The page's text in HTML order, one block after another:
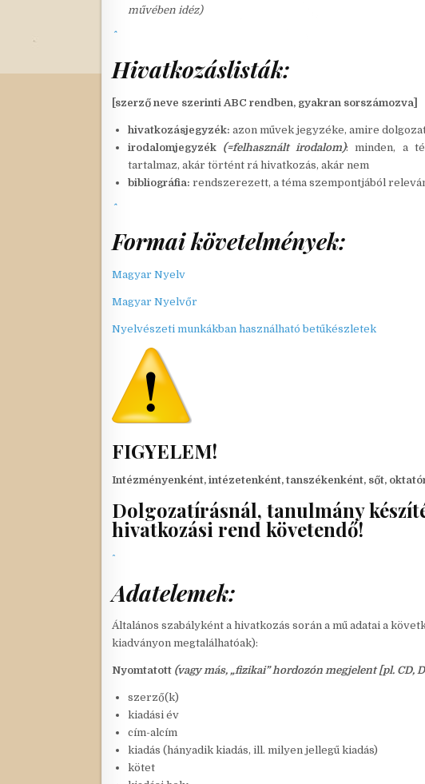
művében idéz)
Hivatkozáslisták:
[szerző neve szerinti ABC rendben, gyakran sorszámozva]
hivatkozásjegyzék: azon művek jegyzéke, amire
irodalomjegyzék (=felhasznált irodalom): minden, a
tartalmaz, akár történt rá hivatkozás, akár nem
bibliográfia: rendszerezett, a téma szempontjából
Formai követelmények:
Magyar Nyelv
Magyar Nyelvőr
Nyelvészeti munkákban használható betűkészletek
FIGYELEM!
Intézményenként, intézetenként, tanszékenként, sőt,
Dolgozatírásnál, tanulmány
hivatkozási rend követendő!
Adatelemek:
Általános szabályként a hivatkozás során a mű adatai a
kiadványon megtalálhatóak):
Nyomtatott (vagy más, „fizikai” hordozón megjelent [pl. CD,
szerző(k)
kiadási év
cím-alcím
kiadás (hányadik kiadás, ill. milyen jellegű kiadás)
kötet